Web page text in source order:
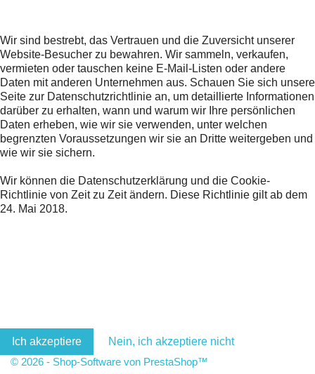
Wir sind bestrebt, das Vertrauen und die Zuversicht unserer
Website-Besucher zu bewahren. Wir sammeln, verkaufen,
vermieten oder tauschen keine E-Mail-Listen oder andere
Daten mit anderen Unternehmen aus. Schauen Sie sich unsere
Seite zur Datenschutzrichtlinie an, um detaillierte Informationen
darüber zu erhalten, wann und warum wir Ihre persönlichen
Daten erheben, wie wir sie verwenden, unter welchen
begrenzten Voraussetzungen wir sie an Dritte weitergeben und
wie wir sie sichern.
Wir können die Datenschutzerklärung und die Cookie-
Richtlinie von Zeit zu Zeit ändern. Diese Richtlinie gilt ab dem
24. Mai 2018.
Ich akzeptiere
Nein, ich akzeptiere nicht
© 2026 - Shop-Software von PrestaShop™